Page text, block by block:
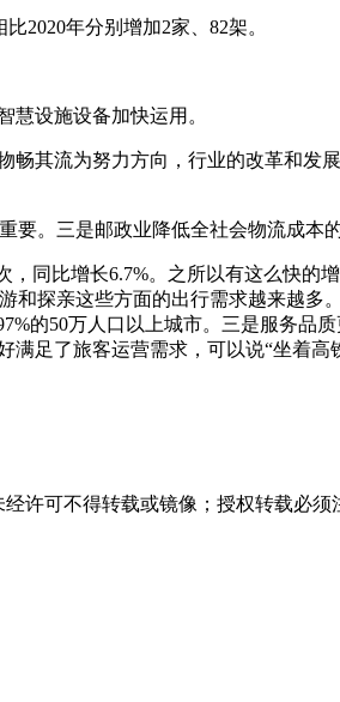
2020年分别增加2家、82架。
慧设施设备加快运用。
其流为努力方向，行业的改革和
。三是邮政业降低全社会物流成本
同比增长6.7%。之所以有这么快的
探亲这些方面的出行需求越来越多
的50万人口以上城市。三是服务品
足了旅客运营需求，可以说“坐着高
许可不得转载或镜像；授权转载必须